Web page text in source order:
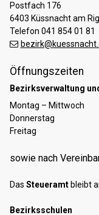
Postfach 176
6403 Küssnacht am
Telefon 041 854 01 81
Öffnungszeiten
Bezirksverwaltung
TagÖffnungszeiten
Montag – Mittwoch
Donnerstag
Freitag
sowie nach
Das Steueramt bleibt
Bezirksschulen